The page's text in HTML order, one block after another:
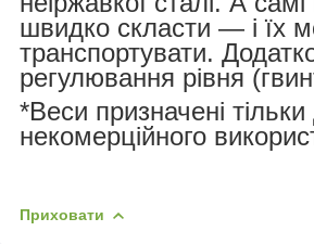
швидко скласти — і їх
транспортувати.
регулювання рівня
*Веси призначені
некомерційного
Приховати